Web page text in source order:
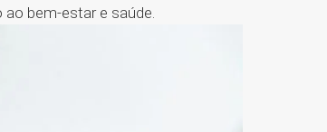
bem-estar e saúde.